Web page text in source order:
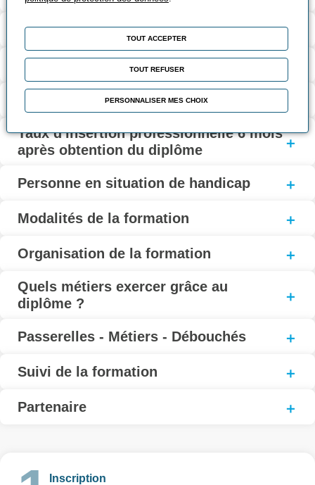
Coût et financement
Modalités d'inscription
Taux de réussite à l’examen
Taux d'insertion professionnelle 6 mois
après obtention du diplôme
Personne en situation de handicap
Modalités de la formation
Organisation de la formation
Quels métiers exercer grâce au
diplôme ?
Passerelles - Métiers - Débouchés
Suivi de la formation
Partenaire
Inscription
TOUT ACCEPTER
TOUT REFUSER
PERSONNALISER MES CHOIX